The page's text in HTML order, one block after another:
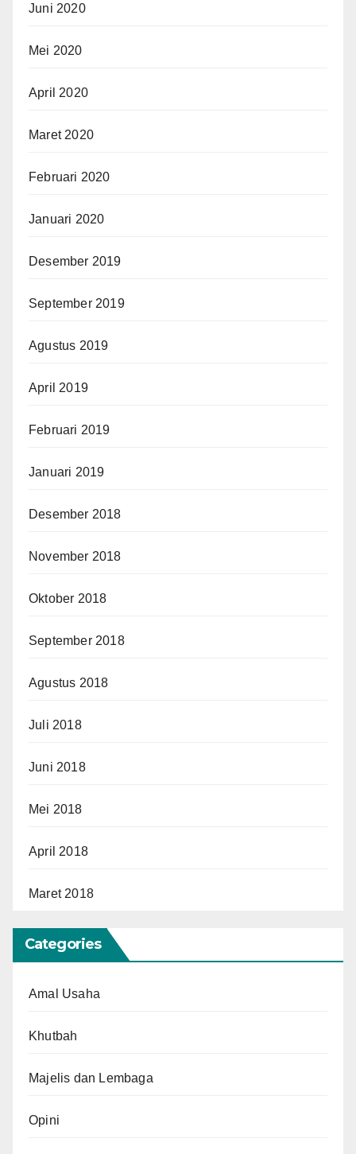
Juni 2020
Mei 2020
April 2020
Maret 2020
Februari 2020
Januari 2020
Desember 2019
September 2019
Agustus 2019
April 2019
Februari 2019
Januari 2019
Desember 2018
November 2018
Oktober 2018
September 2018
Agustus 2018
Juli 2018
Juni 2018
Mei 2018
April 2018
Maret 2018
Categories
Amal Usaha
Khutbah
Majelis dan Lembaga
Opini